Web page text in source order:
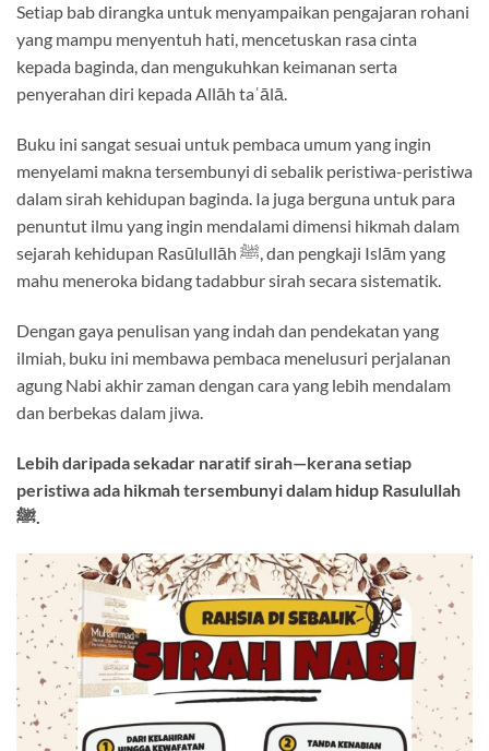
Setiap bab dirangka untuk menyampaikan pengajaran rohani
yang mampu menyentuh hati, mencetuskan rasa cinta
kepada baginda, dan mengukuhkan keimanan serta
penyerahan diri kepada Allāh taʿālā.
Buku ini sangat sesuai untuk pembaca umum yang ingin
menyelami makna tersembunyi di sebalik peristiwa-peristiwa
dalam sirah kehidupan baginda. Ia juga berguna untuk para
penuntut ilmu yang ingin mendalami dimensi hikmah dalam
sejarah kehidupan Rasūlullāh ﷺ, dan pengkaji Islām yang
mahu meneroka bidang tadabbur sirah secara sistematik.
Dengan gaya penulisan yang indah dan pendekatan yang
ilmiah, buku ini membawa pembaca menelusuri perjalanan
agung Nabi akhir zaman dengan cara yang lebih mendalam
dan berbekas dalam jiwa.
Lebih daripada sekadar naratif sirah—kerana setiap
peristiwa ada hikmah tersembunyi dalam hidup Rasulullah
ﷺ.